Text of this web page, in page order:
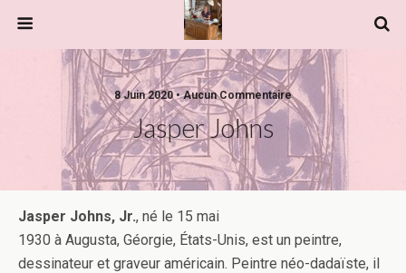
8 Juin 2020 • Aucun Commentaire
Jasper Johns
Jasper Johns, Jr., né le 15 mai
1930 à Augusta, Géorgie, États-Unis, est un peintre,
dessinateur et graveur américain. Peintre néo-dadaïste, il